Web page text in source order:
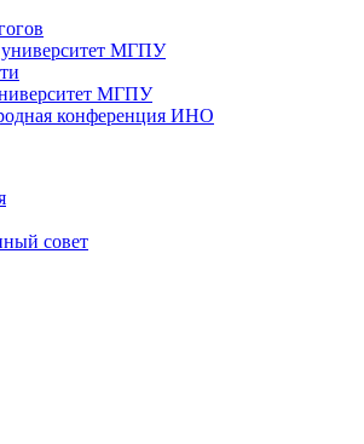
университет МГПУ
МГПУ
конференция ИНО
совет